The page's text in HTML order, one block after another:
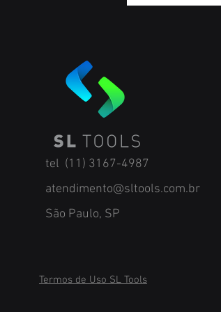
tel (11) 3167-4987
atendimento@sltools.com.br
São Paulo, SP
Termos de Uso SL Tools